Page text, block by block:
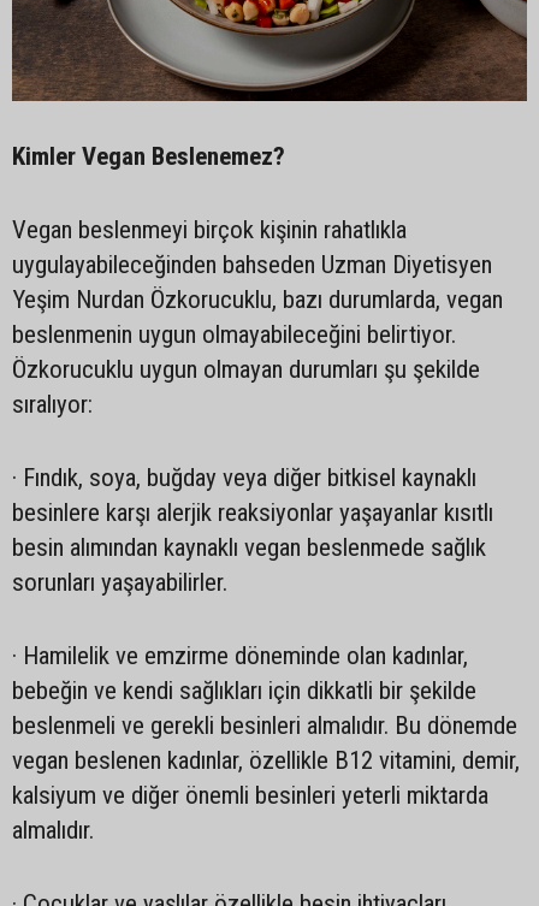
Kimler Vegan Beslenemez?
Vegan beslenmeyi birçok kişinin rahatlıkla
uygulayabileceğinden bahseden Uzman Diyetisyen
Yeşim Nurdan Özkorucuklu, bazı durumlarda, vegan
beslenmenin uygun olmayabileceğini belirtiyor.
Özkorucuklu uygun olmayan durumları şu şekilde
sıralıyor:
· Fındık, soya, buğday veya diğer bitkisel kaynaklı
besinlere karşı alerjik reaksiyonlar yaşayanlar kısıtlı
besin alımından kaynaklı vegan beslenmede sağlık
sorunları yaşayabilirler.
· Hamilelik ve emzirme döneminde olan kadınlar,
bebeğin ve kendi sağlıkları için dikkatli bir şekilde
beslenmeli ve gerekli besinleri almalıdır. Bu dönemde
vegan beslenen kadınlar, özellikle B12 vitamini, demir,
kalsiyum ve diğer önemli besinleri yeterli miktarda
almalıdır.